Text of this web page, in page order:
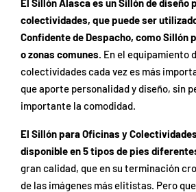
El Sillón Alasca es un Sillón de diseño
colectividades, que puede ser
Confidente de Despacho, como Sillón
o zonas comunes. En el equipamiento
colectividades cada vez es más
que aporte personalidad y diseño, sin
importante la comodidad.
El Sillón para Oficinas y
disponible en 5 tipos de pies
gran calidad, que en su terminación
de las imágenes más elitistas. Pero